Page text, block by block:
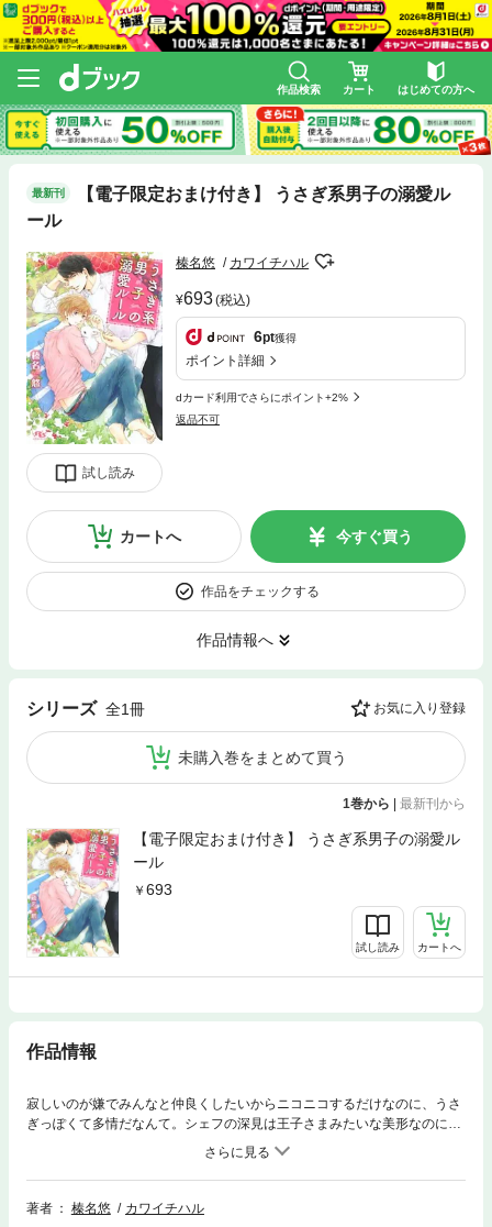
作品検索 カート はじめての方へ
最新刊
【電子限定おまけ付き】 うさぎ系男子の溺愛ル
ール
試し読み
榛名悠 カワイチハル
693(税込)
6pt獲得
ポイント詳細
dカード利用でさらにポイント+2%
返品不可
カートへ 今すぐ買う
作品をチェックする
作品情報へ
シリーズ 全1冊 お気に入り登録
未購入巻をまとめて買う
1巻から | 最新刊から
【電子限定おまけ付き】 うさぎ系男子の溺愛ル
ール
693
試し読み カートへ
作品情報
寂しいのが嫌でみんなと仲良くしたいからニコニコするだけなのに、うさ
ぎっぽくて多情だなんて。シェフの深見は王子さまみたいな美形なのに由
貴には厳しかった。だけど見た目も行動もうさぎっぽい由貴に、実はうさ
ぎ飼いの深見は心がグラつく。やがて飼い慣らすように自慢の料理で餌付
けしたり頭をなでたり、恋に初めての由貴にあれこれし始めて……。電子
限定の特典書き下ろしSS付き！ 【おことわり】電子書籍版には、紙版に
著者 榛名悠
カワイチハル